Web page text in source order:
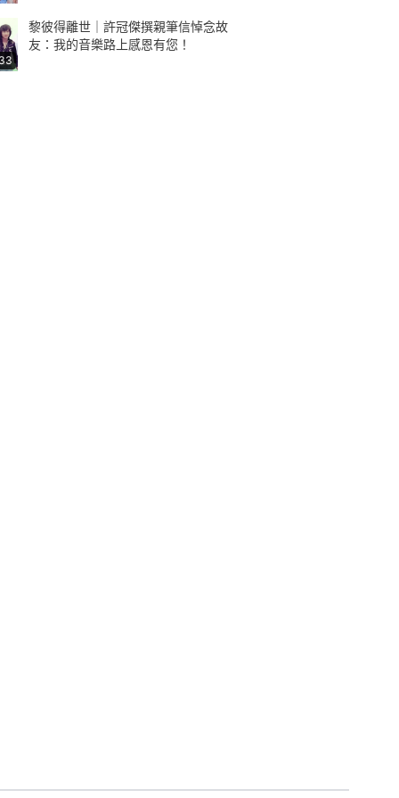
黎彼得離世｜許冠傑撰親筆信悼念故
友：我的音樂路上感恩有您！